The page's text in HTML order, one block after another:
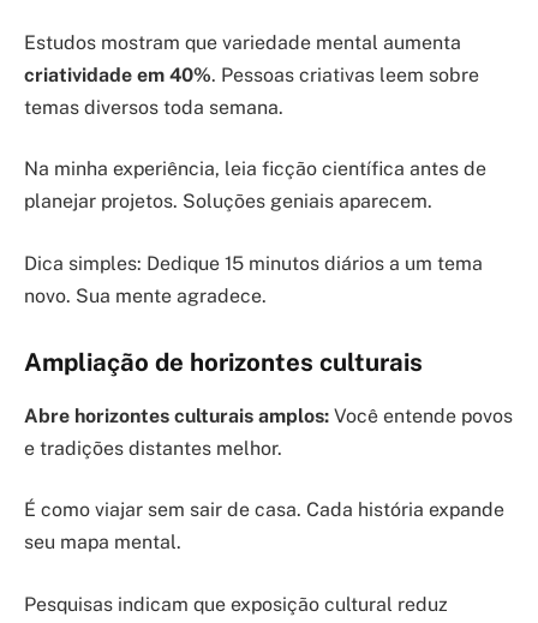
Estudos mostram que variedade mental aumenta
criatividade em 40%. Pessoas criativas leem sobre
temas diversos toda semana.
Na minha experiência, leia ficção científica antes de
planejar projetos. Soluções geniais aparecem.
Dica simples: Dedique 15 minutos diários a um tema
novo. Sua mente agradece.
Ampliação de horizontes culturais
Abre horizontes culturais amplos: Você entende povos
e tradições distantes melhor.
É como viajar sem sair de casa. Cada história expande
seu mapa mental.
Pesquisas indicam que exposição cultural reduz